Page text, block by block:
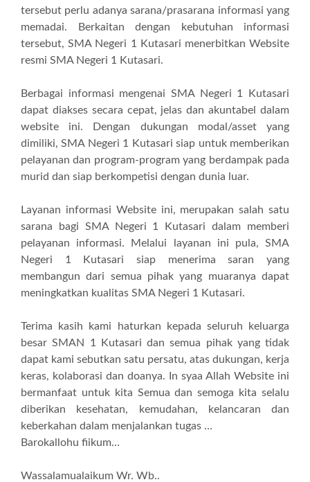
tersebut perlu adanya sarana/prasarana informasi yang
memadai. Berkaitan dengan kebutuhan informasi
tersebut, SMA Negeri 1 Kutasari menerbitkan Website
resmi SMA Negeri 1 Kutasari.
Berbagai informasi mengenai SMA Negeri 1 Kutasari
dapat diakses secara cepat, jelas dan akuntabel dalam
website ini. Dengan dukungan modal/asset yang
dimiliki, SMA Negeri 1 Kutasari siap untuk memberikan
pelayanan dan program-program yang berdampak pada
murid dan siap berkompetisi dengan dunia luar.
Layanan informasi Website ini, merupakan salah satu
sarana bagi SMA Negeri 1 Kutasari dalam memberi
pelayanan informasi. Melalui layanan ini pula, SMA
Negeri 1 Kutasari siap menerima saran yang
membangun dari semua pihak yang muaranya dapat
meningkatkan kualitas SMA Negeri 1 Kutasari.
Terima kasih kami haturkan kepada seluruh keluarga
besar SMAN 1 Kutasari dan semua pihak yang tidak
dapat kami sebutkan satu persatu, atas dukungan, kerja
keras, kolaborasi dan doanya. In syaa Allah Website ini
bermanfaat untuk kita Semua dan semoga kita selalu
diberikan kesehatan, kemudahan, kelancaran dan
keberkahan dalam menjalankan tugas …
Barokallohu fiikum…
Wassalamualaikum Wr. Wb..